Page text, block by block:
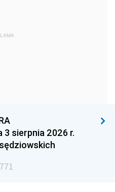
1955
1952
3 sierpnia 2026 r.